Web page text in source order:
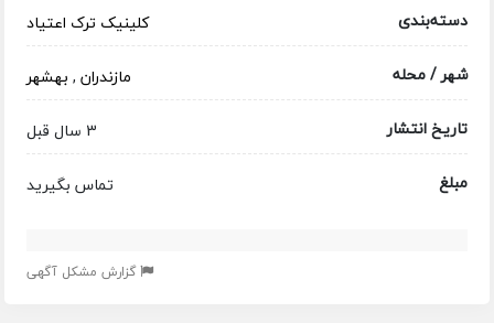
دسته‌بندی
کلینیک ترک اعتیاد
شهر / محله
مازندران, بهشهر
تاریخ انتشار
3 سال قبل
مبلغ
تماس بگیرید
گزارش مشکل آگهی